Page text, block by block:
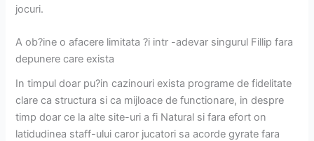
jocuri.
A ob?ine o afacere limitata ?i intr -adevar singurul Fillip fara
depunere care exista
In timpul doar pu?in cazinouri exista programe de fidelitate
clare ca structura si ca mijloace de functionare, in despre
timp doar ce la alte site-uri a fi Natural si fara efort on
latidudinea staff-ului caror jucatori sa acorde gyrate fara